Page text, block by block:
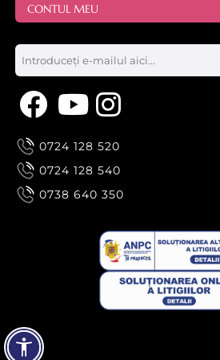
CONTUL MEU
0724 128 520
0724 128 540
0738 640 350